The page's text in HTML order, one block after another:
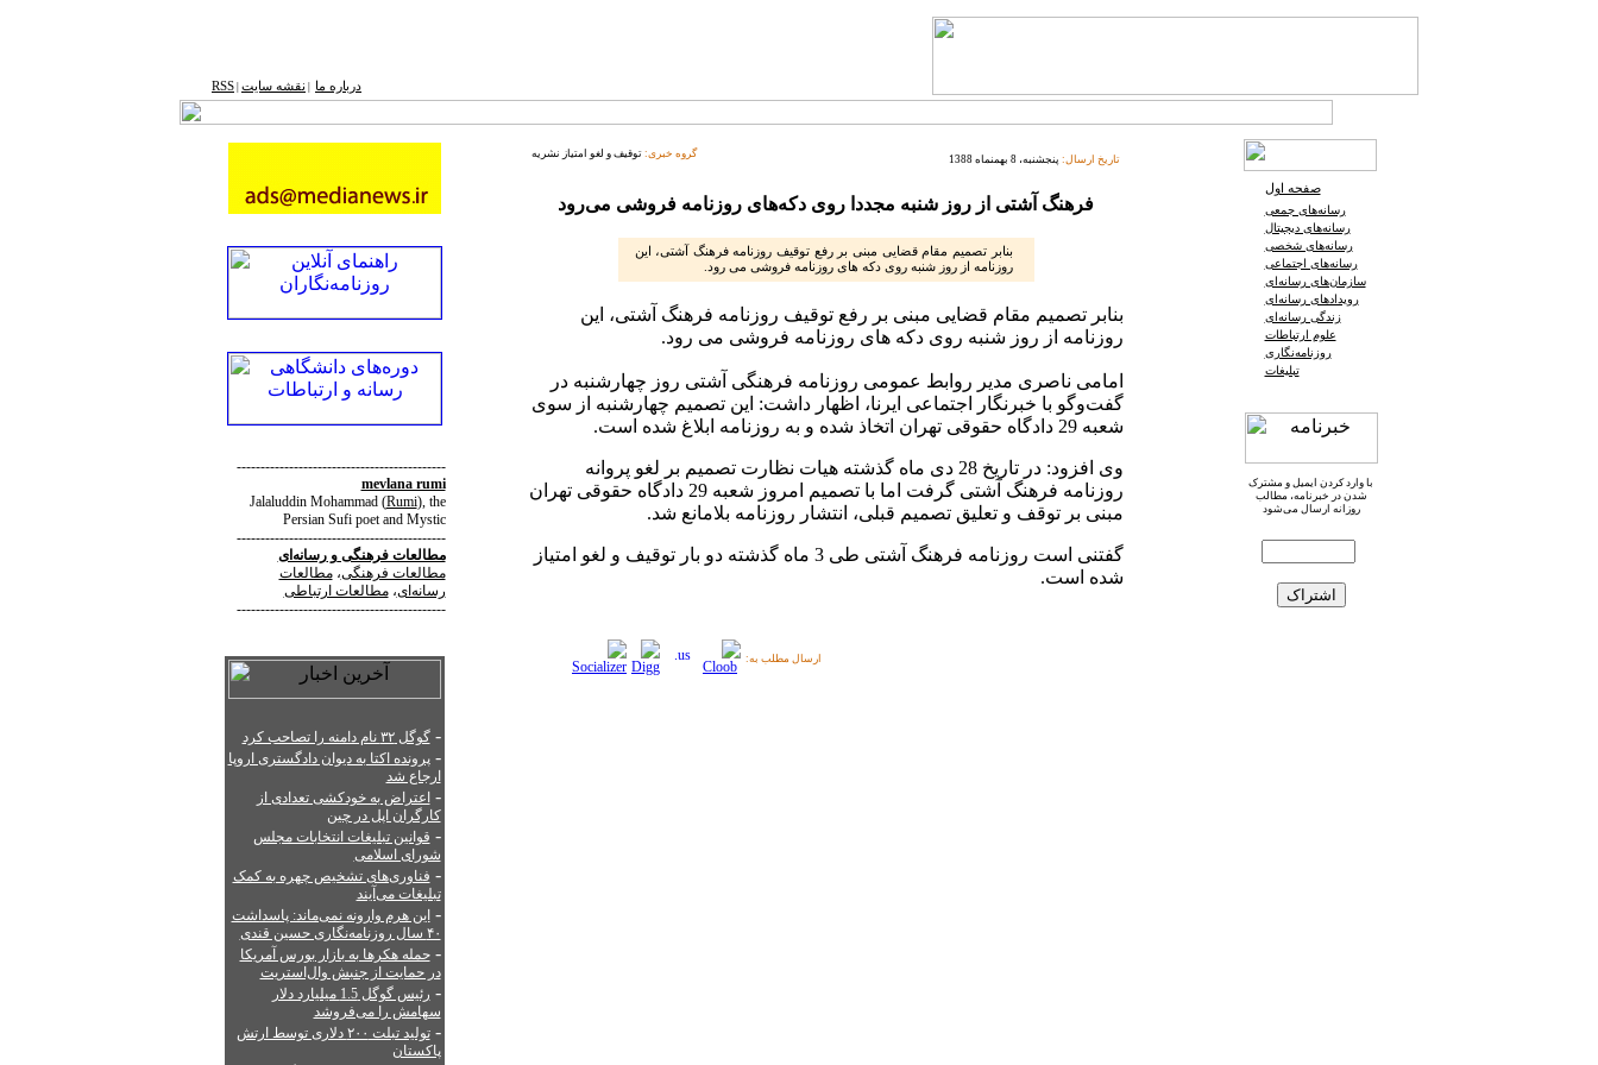
درباره ما نقشه ‌سایت RSS
--------------------------------------------
mevlana rumi
Jalaluddin Mohammad(Rumi), the
Persian Sufi poet and Mystic
--------------------------------------------
مطالعات فرهنگیورسانه‌ای
مطالعات فرهنگی،مطالعات
رسانه‌ای،مطالعات ارتباطی
--------------------------------------------
-گوگل ۳۲ نام دامنه را تصاحب کرد
-پرونده اکتا به دیوان دادگستری اروپا
ارجاع شد
- اعتراض به خودکشی تعدادی از
کارگران اپل در چین
- قوانین تبلیغات انتخابات مجلس
شورای اسلامی
- فناوری‌های تشخیص چهره به کمک
تبلیغات می‌آیند
-این هرم وارونه نمی‌ماند: پاسداشت
۴۰ سال روزنامه‌نگاری حسین قندی
-حمله هکرها به بازار بورس آمریکا
در حمایت از جنبش وال‌استریت
-
رئیس گوگل 1.5 میلیارد دلار
سهامش را می‌فروشد
-
تولید تبلت ۲۰۰ دلاری توسط ارتش
پاکستان
گروه خبری: توقیف و لغو امتیاز نشریه تاریخ ارسال: پنجشنبه، 8 بهمنماه 1388
فرهنگ آشتی از روز شنبه مجددا روی دکه‌های روزنامه فروشی می‌رود
بنابر تصمیم مقام قضایی مبنی بر رفع توقیف روزنامه فرهنگ آشتی، این
روزنامه از روز شنبه روی دکه های روزنامه فروشی می رود.
بنابر تصمیم مقام قضایی مبنی بر رفع توقیف روزنامه فرهنگ آشتی، این
روزنامه از روز شنبه روی دکه های روزنامه فروشی می رود.
امامی ناصری مدیر روابط عمومی روزنامه فرهنگی آشتی روز چهارشنبه در
گفت‌وگو با خبرنگار اجتماعی ایرنا، اظهار داشت: این تصمیم چهارشنبه از سوی
شعبه 29 دادگاه حقوقی تهران اتخاذ شده و به روزنامه ابلاغ شده است.
وی افزود: در تاریخ 28 دی ماه گذشته هیات نظارت تصمیم بر لغو پروانه
روزنامه فرهنگ آشتی گرفت اما با تصمیم امروز شعبه 29 دادگاه حقوقی تهران
مبنی بر توقف و تعلیق تصمیم قبلی، انتشار روزنامه بلامانع شد.
گفتنی است روزنامه فرهنگ آشتی طی 3 ماه گذشته دو بار توقیف و لغو امتیاز
شده است.
ارسال مطلب به:
صفحه اول
رسانه‌های جمعی
رسانه‌های دیجیتال
رسانه‌های شخصی
رسانه‌های اجتماعی
سازمان‌های رسانه‌ای
رویدادهای رسانه‌ای
زندگی رسانه‌ای
علوم ارتباطات
روزنامه‌نگاری
تبلیغات
با وارد کردن ایمیل و مشترک
شدن در خبرنامه، مطالب
روزانه ارسال می‌شود